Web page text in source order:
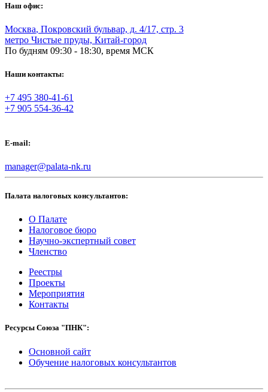
Наш офис:
Москва, Покровский бульвар, д. 4/17, стр. 3
метро Чистые пруды, Китай-город
По будням 09:30 - 18:30, время МСК
Наши контакты:
+7 495 380-41-61
+7 905 554-36-42
E-mail:
manager@palata-nk.ru
Палата налоговых консультантов:
О Палате
Налоговое бюро
Научно-экспертный совет
Членство
Реестры
Проекты
Мероприятия
Контакты
Ресурсы Союза "ПНК":
Основной сайт
Обучение налоговых консультантов